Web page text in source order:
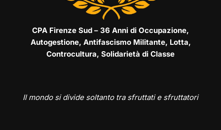
CPA Firenze Sud – 36 Anni di Occupazione,
Autogestione, Antifascismo Militante, Lotta,
Controcultura, Solidarietà di Classe
Il mondo si divide soltanto tra sfruttati e sfruttatori